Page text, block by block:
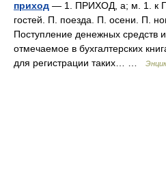
приход — 1. ПРИХОД, а; м. 1. к
гостей. П. поезда. П. осени. П.
Поступление денежных средств
отмечаемое в бухгалтерских
для регистрации таких… …